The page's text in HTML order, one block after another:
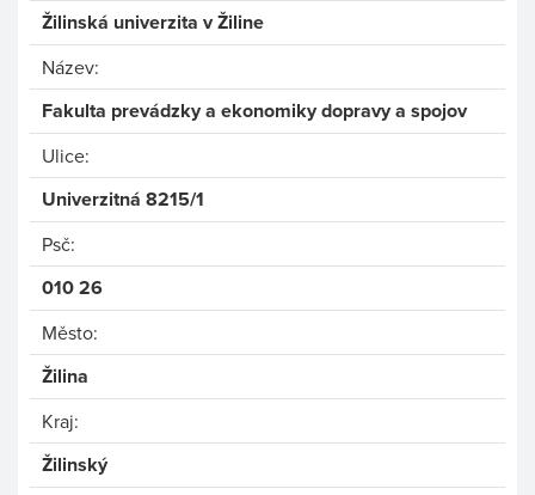
Žilinská univerzita v Žiline
Název:
Fakulta prevádzky a ekonomiky dopravy a spojov
Ulice:
Univerzitná 8215/1
Psč:
010 26
Město:
Žilina
Kraj:
Žilinský